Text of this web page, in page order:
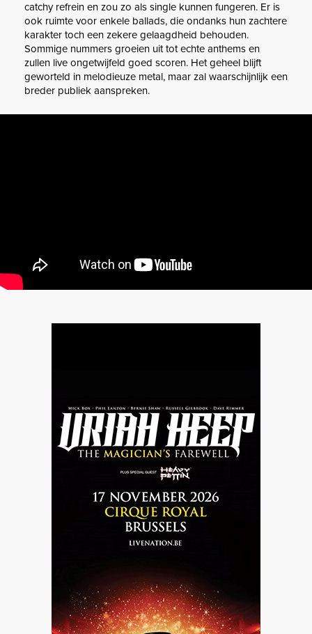
catchy refrein en zou zo als single kunnen fungeren. Er is
ook ruimte voor enkele ballads, die ondanks hun zachtere
karakter toch een zekere gelaagdheid behouden.
Sommige nummers groeien uit tot echte anthems en
zullen live ongetwijfeld goed scoren. Het geheel blijft
geworteld in melodieuze metal, maar zal waarschijnlijk een
breder publiek aanspreken.